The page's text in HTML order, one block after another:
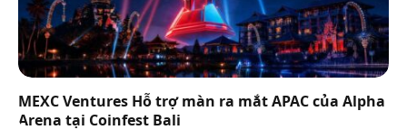
MEXC Ventures Hỗ trợ màn ra mắt APAC của Alpha
Arena tại Coinfest Bali